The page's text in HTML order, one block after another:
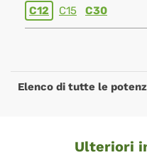
C12 C15 C30
Elenco di tutte le
Ulteriori